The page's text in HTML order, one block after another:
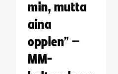
min, mutta
aina
oppien” –
MM-